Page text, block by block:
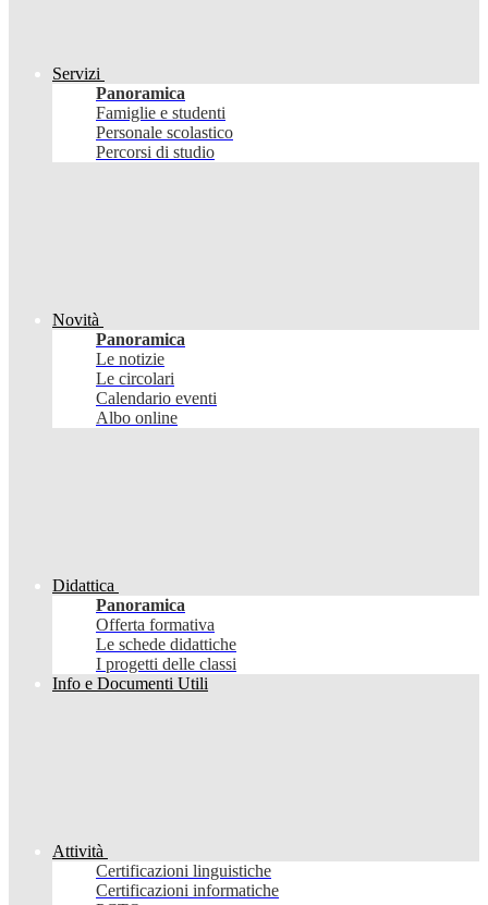
Servizi
Panoramica
Famiglie e studenti
Personale scolastico
Percorsi di studio
Novità
Panoramica
Le notizie
Le circolari
Calendario eventi
Albo online
Didattica
Panoramica
Offerta formativa
Le schede didattiche
I progetti delle classi
Info e Documenti Utili
Attività
Certificazioni linguistiche
Certificazioni informatiche